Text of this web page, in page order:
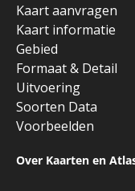
Kaart aanvragen
Kaart informatie
Gebied
Formaat & Detail
Uitvoering
Soorten Data
Voorbeelden
Over Kaarten en